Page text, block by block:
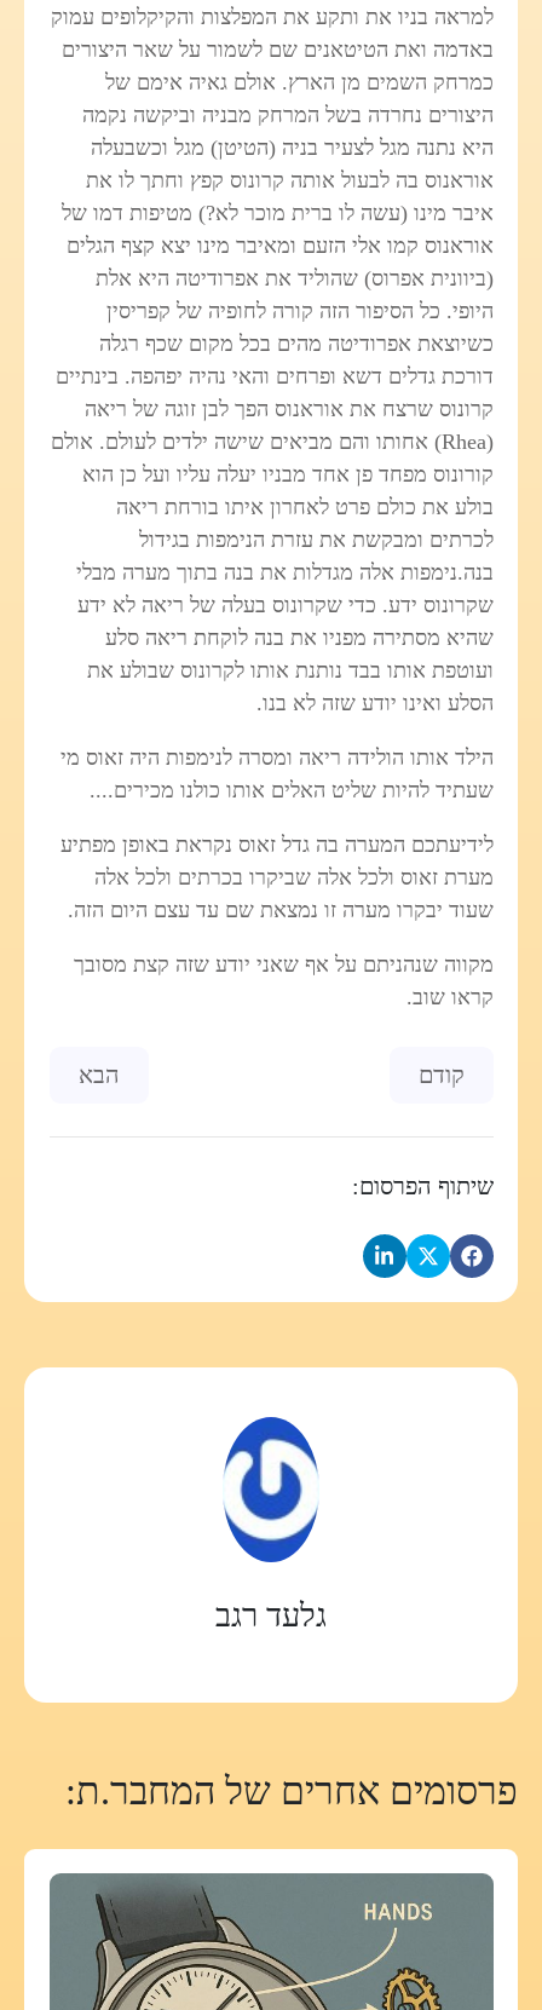
למראה בניו את ותקע את המפלצות והקיקלופים עמוק
באדמה ואת הטיטאנים שם לשמור על שאר היצורים
כמרחק השמים מן הארץ. אולם גאיה אימם של
היצורים נחרדה בשל המרחק מבניה וביקשה נקמה
היא נתנה מגל לצעיר בניה (הטיטן) מגל וכשבעלה
אוראנוס בה לבעול אותה קרונוס קפץ וחתך לו את
איבר מינו (עשה לו ברית מוכר לא?) מטיפות דמו של
אוראנוס קמו אלי הזעם ומאיבר מינו יצא קצף הגלים
(ביוונית אפרוס) שהוליד את אפרודיטה היא אלת
היופי. כל הסיפור הזה קורה לחופיה של קפריסין
כשיוצאת אפרודיטה מהים בכל מקום שכף רגלה
דורכת גדלים דשא ופרחים והאי נהיה יפהפה. בינתיים
קרונוס שרצח את אוראנוס הפך לבן זוגה של ריאה
(
Rhea) אחותו והם מביאים שישה ילדים לעולם. אולם
קורונוס מפחד פן אחד מבניו יעלה עליו ועל כן הוא
בולע את כולם פרט לאחרון איתו בורחת ריאה
לכרתים ומבקשת את עזרת הנימפות בגידול
בנה.נימפות אלה מגדלות את בנה בתוך מערה מבלי
שקרונוס ידע. כדי שקרונוס בעלה של ריאה לא ידע
שהיא מסתירה מפניו את בנה לוקחת ריאה סלע
ועוטפת אותו בבד נותנת אותו לקרונוס שבולע את
הסלע ואינו יודע שזה לא בנו.
הילד אותו הולידה ריאה ומסרה לנימפות היה זאוס מי
שעתיד להיות שליט האלים אותו כולנו מכירים....
לידיעתכם המערה בה גדל זאוס נקראת באופן מפתיע
מערת זאוס ולכל אלה שביקרו בכרתים ולכל אלה
שעוד יבקרו מערה זו נמצאת שם עד עצם היום הזה.
מקווה שנהניתם על אף שאני יודע שזה קצת מסובך
קראו שוב.
Previous article: מצעד הגאווה בירושלים
קודם Next article: שעונים - איך הם עובדים?
הבא
שיתוף הפרסום:
גלעד רגב
פרסומים אחרים של המחבר.ת: